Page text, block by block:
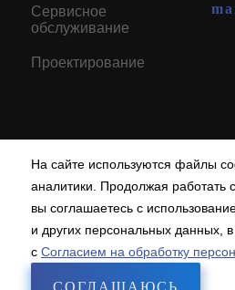
Сервисное
обслуживание
Проектирование
Все права зарегистрированы © ООО
Соглашение на обработку персональных
На сайте используются файлы
аналитики. Продолжая работать
вы соглашаетесь с
и других персональных данных, в
с Согласием на обработку
СОГЛАШАЮСЬ